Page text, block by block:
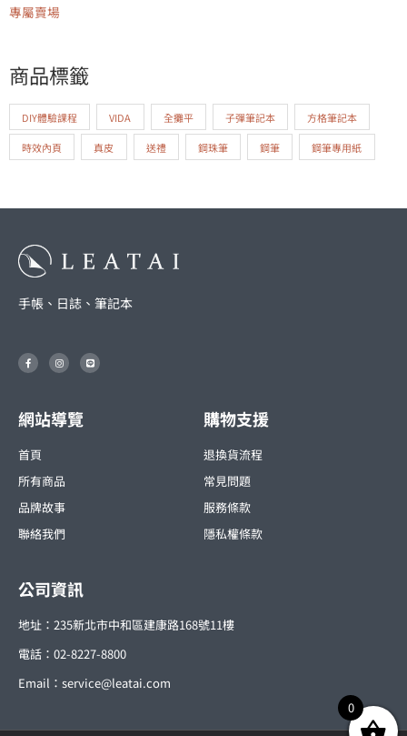
專屬賣場
商品標籤
DIY體驗課程 VIDA 全攤平 子彈筆記本 方格筆記本
時效內頁 真皮 送禮 鋼珠筆 鋼筆 鋼筆專用紙
手帳、日誌、筆記本
F
a
c
k
-
I
n
s
r
a
m
L
i
n
網站導覽
首頁
所有商品
品牌故事
聯絡我們
購物支援
退換貨流程
常見問題
服務條款
隱私權條款
公司資訊
地址：235新北市中和區建康路168號11樓
電話：02-8227-8800
Email： service@leatai.com
0